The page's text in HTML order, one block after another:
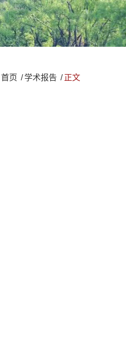
首页 / 学术报告 / 正文